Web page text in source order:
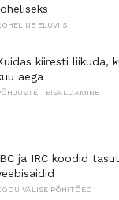
ELUVIIS
kiiresti liikuda,
aega
TEISALDAMINE
ja IRC koodid
VÄLISE PÕHITÕED